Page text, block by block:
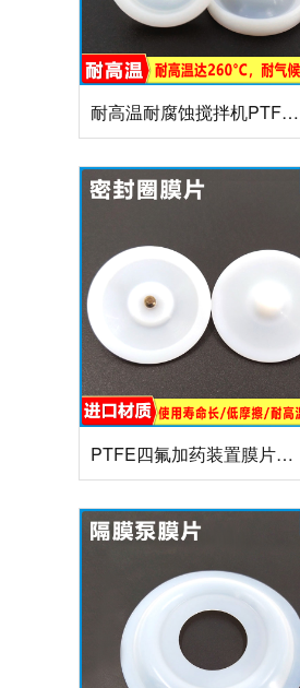
耐高温耐腐蚀搅拌机PTFE膜片螺帽厂家
PTFE四氟加药装置膜片螺帽膜片